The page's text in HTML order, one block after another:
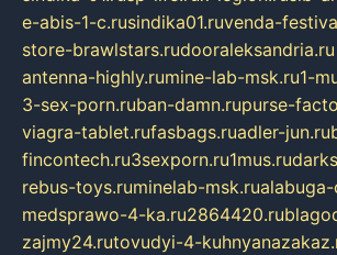
e-abis-1-c.rusindika01.ruvenda-
store-brawlstars.rudooraleksandria.ru
antenna-highly.rumine-lab-msk.ru1-
3-sex-porn.ruban-damn.rupurse-
viagra-tablet.rufasbags.ruadler-jun.ru
fincontech.ru3sexporn.ru1mus.ru
rebus-toys.ruminelab-msk.ru
medsprawo-4-ka.ru2864420.ru
zajmy24.rutovudyi-4-